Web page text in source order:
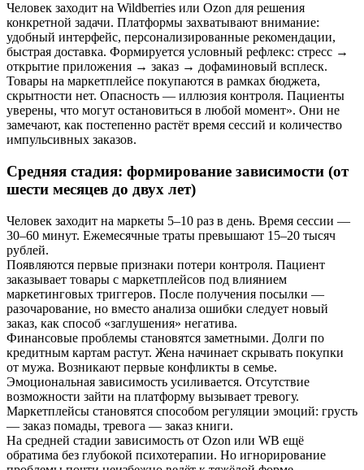
Человек заходит на Wildberries или Ozon для решения
конкретной задачи. Платформы захватывают внимание:
удобный интерфейс, персонализированные рекомендации,
быстрая доставка. Формируется условный рефлекс: стресс →
открытие приложения → заказ → дофаминовый всплеск.
Товары на маркетплейсе покупаются в рамках бюджета,
скрытности нет. Опасность — иллюзия контроля. Пациенты
уверены, что могут остановиться в любой момент». Они не
замечают, как постепенно растёт время сессий и количество
импульсивных заказов.
Средняя стадия: формирование зависимости (от
шести месяцев до двух лет)
Человек заходит на маркеты 5–10 раз в день. Время сессии —
30–60 минут. Ежемесячные траты превышают 15–20 тысяч
рублей.
Появляются первые признаки потери контроля. Пациент
заказывает товары с маркетплейсов под влиянием
маркетинговых триггеров. После получения посылки —
разочарование, но вместо анализа ошибки следует новый
заказ, как способ «заглушения» негатива.
Финансовые проблемы становятся заметными. Долги по
кредитным картам растут. Жена начинает скрывать покупки
от мужа. Возникают первые конфликты в семье.
Эмоциональная зависимость усиливается. Отсутствие
возможности зайти на платформу вызывает тревогу.
Маркетплейсы становятся способом регуляции эмоций: грусть
— заказ помады, тревога — заказ книги.
На средней стадии зависимость от Ozon или WB ещё
обратима без глубокой психотерапии. Но игнорирование